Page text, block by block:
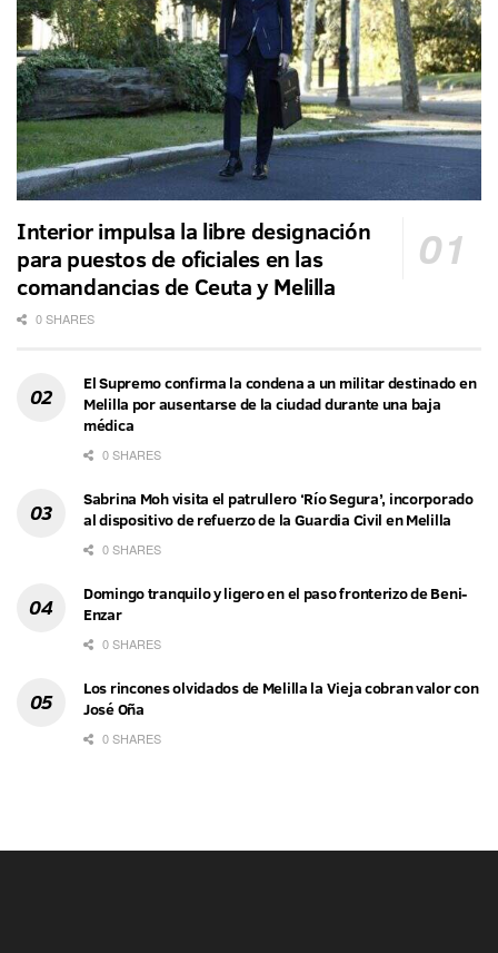
Interior impulsa la libre designación
para puestos de oficiales en las
comandancias de Ceuta y Melilla
0 SHARES
El Supremo confirma la condena a un militar destinado en
Melilla por ausentarse de la ciudad durante una baja
médica
0 SHARES
Sabrina Moh visita el patrullero ‘Río Segura’, incorporado
al dispositivo de refuerzo de la Guardia Civil en Melilla
0 SHARES
Domingo tranquilo y ligero en el paso fronterizo de Beni-
Enzar
0 SHARES
Los rincones olvidados de Melilla la Vieja cobran valor con
José Oña
0 SHARES